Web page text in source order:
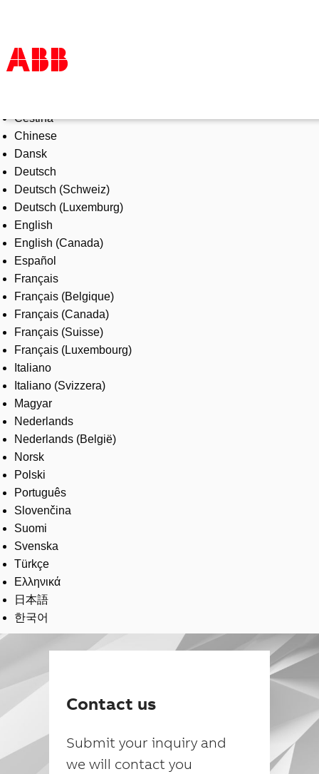
Products & Solutions
Industries
Services
About us
Where to buy
Contact us
Careers
Čeština
Chinese
Dansk
Deutsch
Deutsch (Schweiz)
Deutsch (Luxemburg)
English
English (Canada)
Español
Français
Français (Belgique)
Français (Canada)
Français (Suisse)
Français (Luxembourg)
Italiano
Italiano (Svizzera)
Magyar
Nederlands
Nederlands (België)
Norsk
Polski
Português
Slovenčina
Suomi
Svenska
Türkçe
Ελληνικά
日本語
한국어
Contact us
Submit your inquiry and
we will contact you